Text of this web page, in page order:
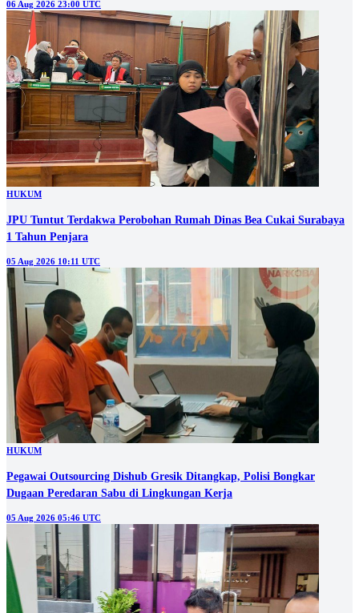
06 Aug 2026 23:00 UTC
HUKUM
JPU Tuntut Terdakwa Perobohan Rumah Dinas Bea Cukai Surabaya
1 Tahun Penjara
05 Aug 2026 10:11 UTC
HUKUM
Pegawai Outsourcing Dishub Gresik Ditangkap, Polisi Bongkar
Dugaan Peredaran Sabu di Lingkungan Kerja
05 Aug 2026 05:46 UTC